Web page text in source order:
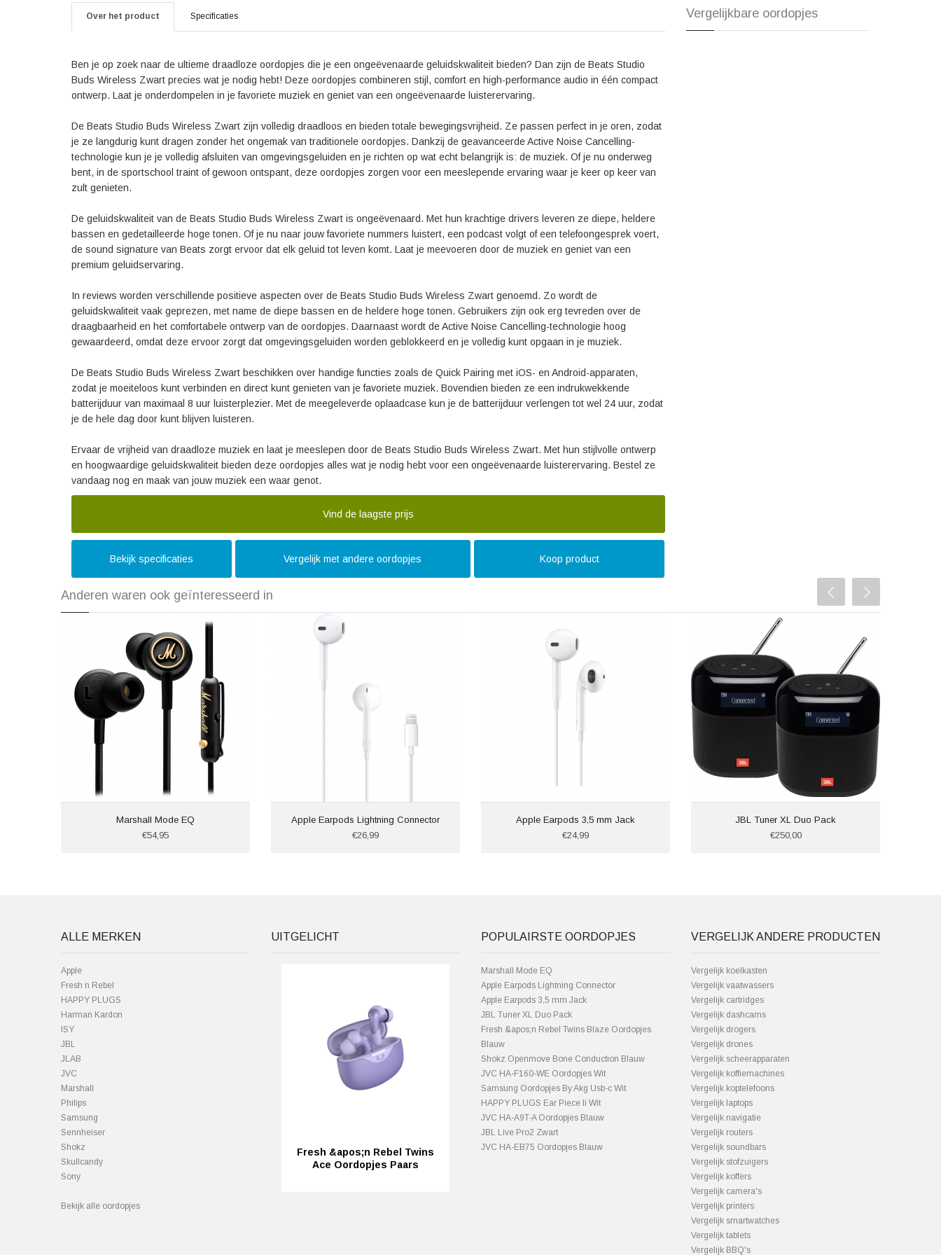
Ervaar de vrijheid van draadloze muziek en laat je meeslepen door de Beats Studio Buds Wireless Zwart. Met
hun stijlvolle ontwerp en hoogwaardige geluidskwaliteit bieden deze oordopjes alles wat je nodig hebt voor een
Over het product Specificaties
Ben je op zoek naar de ultieme draadloze oordopjes die je een ongeëvenaarde geluidskwaliteit bieden? Dan zijn de Beats Studio
Buds Wireless Zwart precies wat je nodig hebt! Deze oordopjes combineren stijl, comfort en high-performance audio in één compact
ontwerp. Laat je onderdompelen in je favoriete muziek en geniet van een ongeëvenaarde luisterervaring.
De Beats Studio Buds Wireless Zwart zijn volledig draadloos en bieden totale bewegingsvrijheid. Ze passen perfect in je oren, zodat
je ze langdurig kunt dragen zonder het ongemak van traditionele oordopjes. Dankzij de geavanceerde Active Noise Cancelling-
technologie kun je je volledig afsluiten van omgevingsgeluiden en je richten op wat echt belangrijk is: de muziek. Of je nu onderweg
bent, in de sportschool traint of gewoon ontspant, deze oordopjes zorgen voor een meeslepende ervaring waar je keer op keer van
zult genieten.
De geluidskwaliteit van de Beats Studio Buds Wireless Zwart is ongeëvenaard. Met hun krachtige drivers leveren ze diepe, heldere
bassen en gedetailleerde hoge tonen. Of je nu naar jouw favoriete nummers luistert, een podcast volgt of een telefoongesprek voert,
de sound signature van Beats zorgt ervoor dat elk geluid tot leven komt. Laat je meevoeren door de muziek en geniet van een
premium geluidservaring.
In reviews worden verschillende positieve aspecten over de Beats Studio Buds Wireless Zwart genoemd. Zo wordt de
geluidskwaliteit vaak geprezen, met name de diepe bassen en de heldere hoge tonen. Gebruikers zijn ook erg tevreden over de
draagbaarheid en het comfortabele ontwerp van de oordopjes. Daarnaast wordt de Active Noise Cancelling-technologie hoog
gewaardeerd, omdat deze ervoor zorgt dat omgevingsgeluiden worden geblokkeerd en je volledig kunt opgaan in je muziek.
De Beats Studio Buds Wireless Zwart beschikken over handige functies zoals de Quick Pairing met iOS- en Android-apparaten,
zodat je moeiteloos kunt verbinden en direct kunt genieten van je favoriete muziek. Bovendien bieden ze een indrukwekkende
batterijduur van maximaal 8 uur luisterplezier. Met de meegeleverde oplaadcase kun je de batterijduur verlengen tot wel 24 uur, zodat
je de hele dag door kunt blijven luisteren.
Ervaar de vrijheid van draadloze muziek en laat je meeslepen door de Beats Studio Buds Wireless Zwart. Met hun stijlvolle ontwerp
en hoogwaardige geluidskwaliteit bieden deze oordopjes alles wat je nodig hebt voor een ongeëvenaarde luisterervaring. Bestel ze
vandaag nog en maak van jouw muziek een waar genot.
Vind de laagste prijs
Bekijk specificaties Vergelijk met andere oordopjes Koop product
Vergelijkbare oordopjes
Anderen waren ook geïnteresseerd in
Marshall Mode EQ
€54,95
Apple Earpods Lightning Connector
€26,99
Apple Earpods 3,5 mm Jack
€24,99
JBL Tuner XL Duo Pack
€250,00
ALLE MERKEN
Apple
Fresh n Rebel
HAPPY PLUGS
Harman Kardon
ISY
JBL
JLAB
JVC
Marshall
Philips
Samsung
Sennheiser
Shokz
Skullcandy
Sony
Bekijk alle oordopjes
UITGELICHT
Fresh &apos;n Rebel Twins
Ace Oordopjes Paars
POPULAIRSTE OORDOPJES
Marshall Mode EQ
Apple Earpods Lightning Connector
Apple Earpods 3,5 mm Jack
JBL Tuner XL Duo Pack
Fresh &apos;n Rebel Twins Blaze Oordopjes
Blauw
Shokz Openmove Bone Conduction Blauw
JVC HA-F160-WE Oordopjes Wit
Samsung Oordopjes By Akg Usb-c Wit
HAPPY PLUGS Ear Piece Ii Wit
JVC HA-A9T-A Oordopjes Blauw
JBL Live Pro2 Zwart
JVC HA-EB75 Oordopjes Blauw
VERGELIJK ANDERE PRODUCTEN
Vergelijk koelkasten
Vergelijk vaatwassers
Vergelijk cartridges
Vergelijk dashcams
Vergelijk drogers
Vergelijk drones
Vergelijk scheerapparaten
Vergelijk koffiemachines
Vergelijk koptelefoons
Vergelijk laptops
Vergelijk navigatie
Vergelijk routers
Vergelijk soundbars
Vergelijk stofzuigers
Vergelijk koffers
Vergelijk camera's
Vergelijk printers
Vergelijk smartwatches
Vergelijk tablets
Vergelijk BBQ's